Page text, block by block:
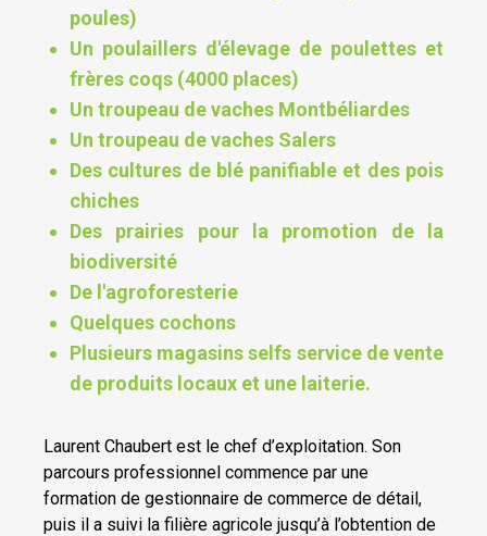
poules)
Un poulaillers d'élevage de poulettes et
frères coqs (4000 places)
Un troupeau de vaches Montbéliardes
Un troupeau de vaches Salers
Des cultures de blé panifiable et des pois
chiches
Des prairies pour la promotion de la
biodiversité
De l'agroforesterie
Quelques cochons
Plusieurs magasins selfs service de vente
de produits locaux et une laiterie.
Laurent Chaubert est le chef d’exploitation. Son
parcours professionnel commence par une
formation de gestionnaire de commerce de détail,
puis il a suivi la filière agricole jusqu’à l’obtention de